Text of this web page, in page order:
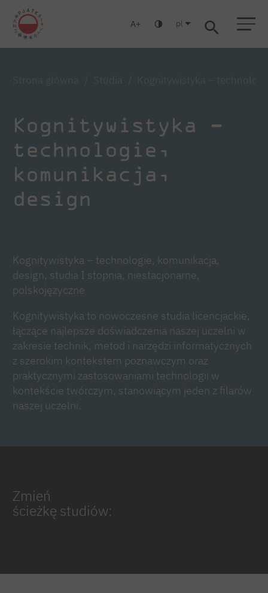
Warszawa Gdańsk Liceum Studia podyplomowe Studia MBA
A pl
Kognitywistyka –
technologie,
komunikacja,
design
Kognitywistyka – technologie, komunikacja,
design, studia I stopnia, niestacjonarne,
polskojęzyczne
Kognitywistyka to nowoczesne studia licencjackie,
łączące najlepsze doświadczenia naszej uczelni w
zakresie technik, metod i narzędzi informatycznych
z szerokim kontekstem poznawczym oraz
praktycznymi zastosowaniami technologii w
kontekście twórczym, stanowiącym jeden z filarów
naszej uczelni.
Zmień
ścieżkę studiów: